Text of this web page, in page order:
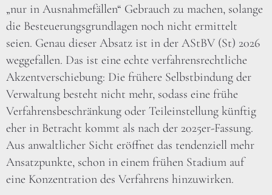
„nur in Ausnahmefällen“ Gebrauch zu machen, solange
die Besteuerungsgrundlagen noch nicht ermittelt
seien. Genau dieser Absatz ist in der AStBV (St) 2026
weggefallen. Das ist eine echte verfahrensrechtliche
Akzentverschiebung: Die frühere Selbstbindung der
Verwaltung besteht nicht mehr, sodass eine frühe
Verfahrensbeschränkung oder Teileinstellung künftig
eher in Betracht kommt als nach der 2025er-Fassung.
Aus anwaltlicher Sicht eröffnet das tendenziell mehr
Ansatzpunkte, schon in einem frühen Stadium auf
eine Konzentration des Verfahrens hinzuwirken.